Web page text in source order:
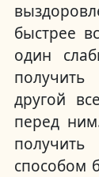
быстрее
один
получить
другой
перед
способом